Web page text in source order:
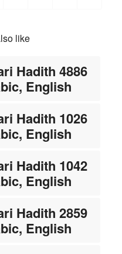
like
Hadith 4886
English
Hadith 1026
English
Hadith 1042
English
Hadith 2859
English